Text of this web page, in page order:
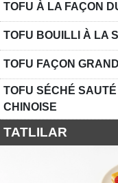
TOFU À LA FAÇON
TOFU BOUILLI À LA
TOFU FAÇON
TOFU SÉCHÉ
CHINOISE
TATLILAR